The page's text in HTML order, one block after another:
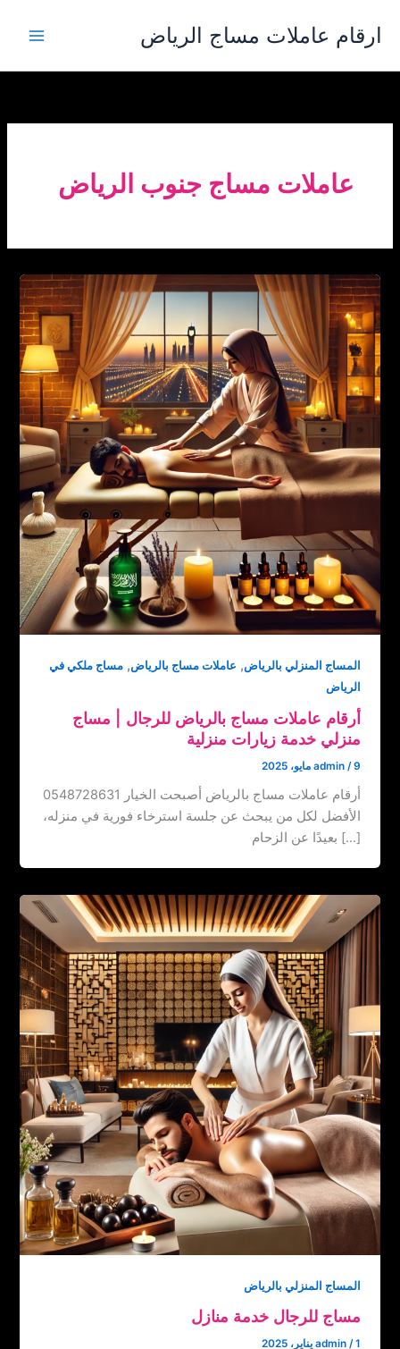
المحتوى
ارقام عاملات مساج الرياض
عاملات مساج جنوب الرياض
المساج المنزلي بالرياض, عاملات مساج بالرياض,مساج ملكي في
الرياض
أرقام عاملات مساج بالرياض للرجال‏ | ‏مساج
منزلي خدمة زيارات منزلية
admin /9 مايو، 2025
أرقام عاملات مساج بالرياض ‏‪0548728631 أصبحت الخيار
الأفضل لكل من يبحث عن جلسة استرخاء فورية في منزله،
بعيدًا عن الزحام […]
المساج المنزلي بالرياض
مساج للرجال خدمة منازل
admin /1 يناير، 2025